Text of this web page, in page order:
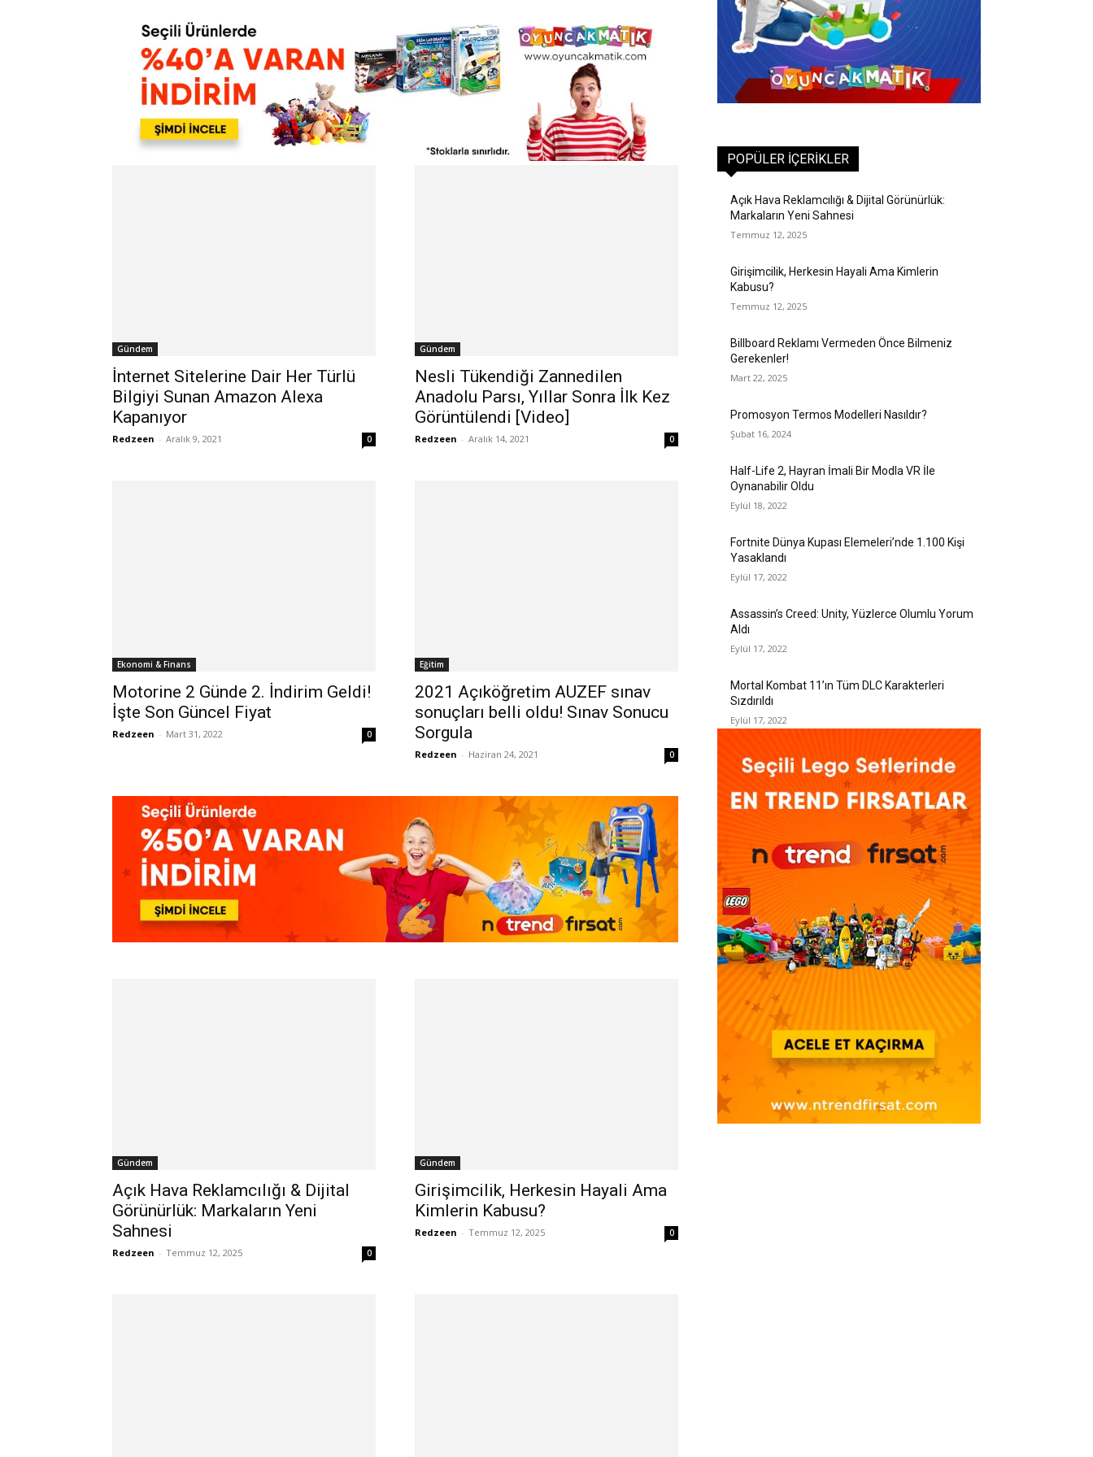
Gündem
İnternet Sitelerine Dair Her Türlü
Bilgiyi Sunan Amazon Alexa
Kapanıyor
Redzeen - Aralık 9, 2021 0
Gündem
Nesli Tükendiği Zannedilen
Anadolu Parsı, Yıllar Sonra İlk Kez
Görüntülendi [Video]
Redzeen - Aralık 14, 2021 0
Ekonomi & Finans
Motorine 2 Günde 2. İndirim Geldi!
İşte Son Güncel Fiyat
Redzeen - Mart 31, 2022 0
Eğitim
2021 Açıköğretim AUZEF sınav
sonuçları belli oldu! Sınav Sonucu
Sorgula
Redzeen - Haziran 24, 2021 0
Gündem
Açık Hava Reklamcılığı & Dijital
Görünürlük: Markaların Yeni
Sahnesi
Redzeen - Temmuz 12, 2025 0
Gündem
Girişimcilik, Herkesin Hayali Ama
Kimlerin Kabusu?
Redzeen - Temmuz 12, 2025 0
POPÜLER İÇERIKLER
Açık Hava Reklamcılığı & Dijital Görünürlük:
Markaların Yeni Sahnesi
Temmuz 12, 2025
Girişimcilik, Herkesin Hayali Ama Kimlerin
Kabusu?
Temmuz 12, 2025
Billboard Reklamı Vermeden Önce Bilmeniz
Gerekenler!
Mart 22, 2025
Promosyon Termos Modelleri Nasıldır?
Şubat 16, 2024
Half-Life 2, Hayran İmali Bir Modla VR İle
Oynanabilir Oldu
Eylül 18, 2022
Fortnite Dünya Kupası Elemeleri’nde 1.100 Kişi
Yasaklandı
Eylül 17, 2022
Assassin’s Creed: Unity, Yüzlerce Olumlu Yorum
Aldı
Eylül 17, 2022
Mortal Kombat 11’ın Tüm DLC Karakterleri
Sızdırıldı
Eylül 17, 2022